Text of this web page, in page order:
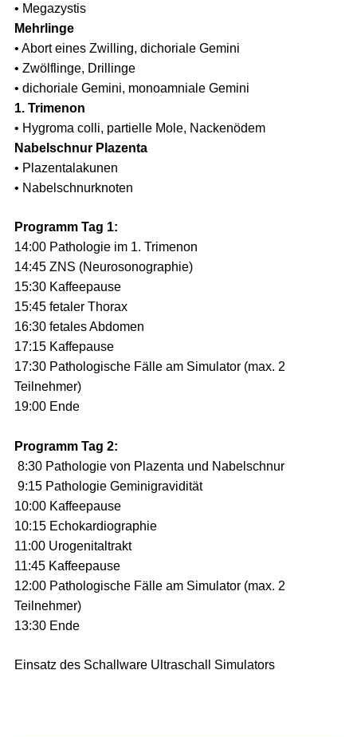
• Megazystis
Mehrlinge
• Abort eines Zwilling, dichoriale Gemini
• Zwölflinge, Drillinge
• dichoriale Gemini, monoamniale Gemini
1. Trimenon
• Hygroma colli, partielle Mole, Nackenödem
Nabelschnur Plazenta
• Plazentalakunen
• Nabelschnurknoten
Programm Tag 1:
14:00 Pathologie im 1. Trimenon
14:45 ZNS (Neurosonographie)
15:30 Kaffeepause
15:45 fetaler Thorax
16:30 fetales Abdomen
17:15 Kaffepause
17:30 Pathologische Fälle am Simulator (max. 2
Teilnehmer)
19:00 Ende
Programm Tag 2:
8:30 Pathologie von Plazenta und Nabelschnur
9:15 Pathologie Geminigravidität
10:00 Kaffeepause
10:15 Echokardiographie
11:00 Urogenitaltrakt
11:45 Kaffeepause
12:00 Pathologische Fälle am Simulator (max. 2
Teilnehmer)
13:30 Ende
Einsatz des Schallware Ultraschall Simulators